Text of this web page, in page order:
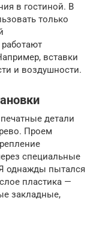
в гостиной. В
только
вставки
и воздушности.
детали
Проем
специальные
однажды пытался
пластика —
закладные,